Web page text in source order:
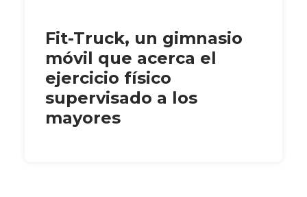
Fit-Truck, un gimnasio
móvil que acerca el
ejercicio físico
supervisado a los
mayores